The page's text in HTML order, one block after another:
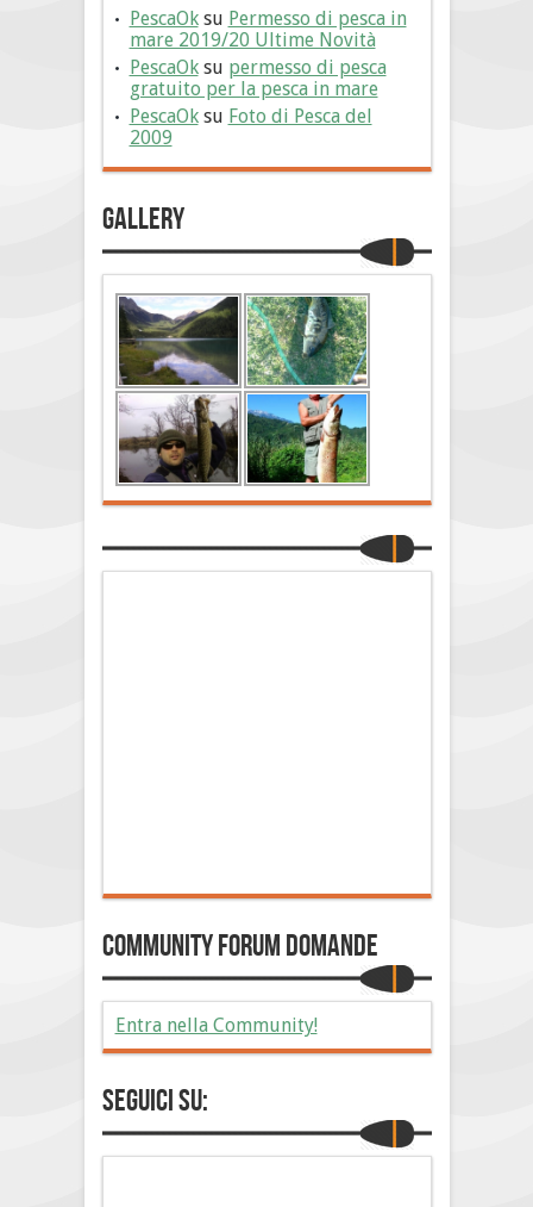
PescaOksu Permesso di pesca in
mare 2019/20 Ultime Novità
PescaOksu permesso di pesca
gratuito per la pesca in mare
PescaOksu Foto di Pesca del
2009
Gallery
Community Forum Domande
Entra nella Community!
Seguici su: